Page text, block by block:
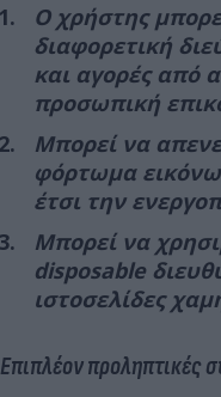
Ο χρήστης
διαφορετική
και αγορές από
προσωπική
Mπορεί να
φόρτωμα
έτσι την
Μπορεί να
disposable
ιστοσελίδες
Επιπλέον προληπτικές